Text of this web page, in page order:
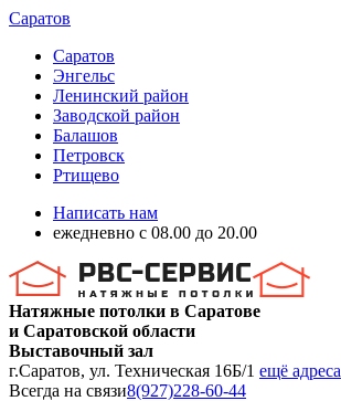
Саратов
Саратов
Энгельс
Ленинский район
Заводской район
Балашов
Петровск
Ртищево
Написать нам
ежедневно с 08.00 до 20.00
Натяжные потолки в Саратове
и Саратовской области
Выставочный зал
г.Саратов, ул. Техническая 16Б/1 ещё адреса
Всегда на связи8(927)228-60-44